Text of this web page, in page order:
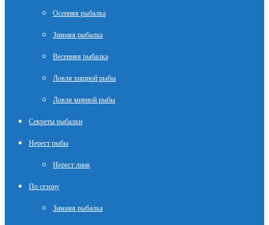
Осенняя рыбалка
Зимняя рыбалка
Весенняя рыбалка
Ловля хищной рыбы
Ловля мирной рыбы
Секреты рыбалки
Нерест рыбы
Нерест линя
По сезону
Зимняя рыбалка